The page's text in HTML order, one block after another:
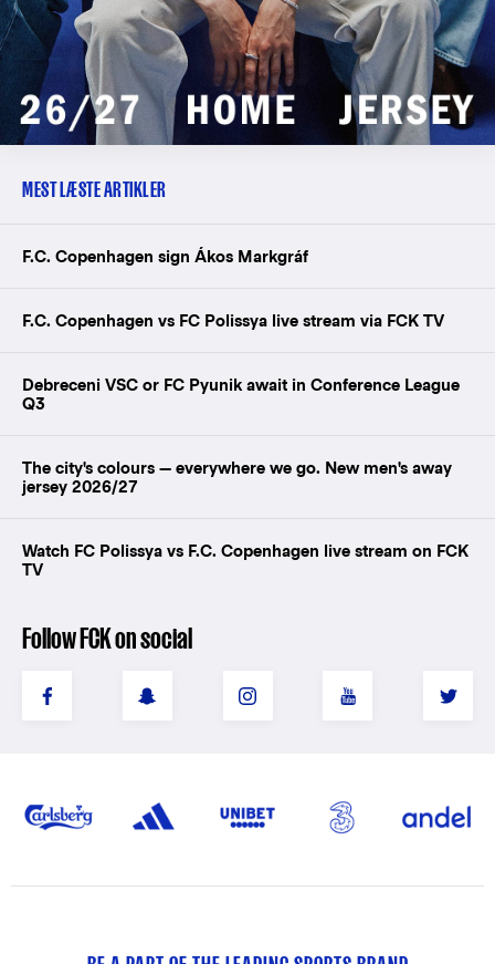
MEST LÆSTE ARTIKLER
F.C. Copenhagen sign Ákos Markgráf
F.C. Copenhagen vs FC Polissya live stream via FCK TV
Debreceni VSC or FC Pyunik await in Conference League
Q3
The city's colours — everywhere we go. New men's away
jersey 2026/27
Watch FC Polissya vs F.C. Copenhagen live stream on FCK
TV
Follow FCK on social